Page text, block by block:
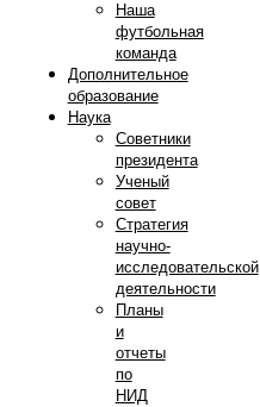
Наша
футбольная
команда
Дополнительное
образование
Наука
Советники
президента
Ученый
совет
Стратегия
научно-
исследовательской
деятельности
Планы
и
отчеты
по
НИД